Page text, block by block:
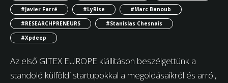
#Javier Farré
#LyRise
#Marc Banoub
#RESEARCHPRENEURS
#Stanislas Chesnais
#Xpdeep
Az első GITEX EUROPE kiállításon beszélgettünk a
standoló külföldi startupokkal a megoldásaikról és arról,